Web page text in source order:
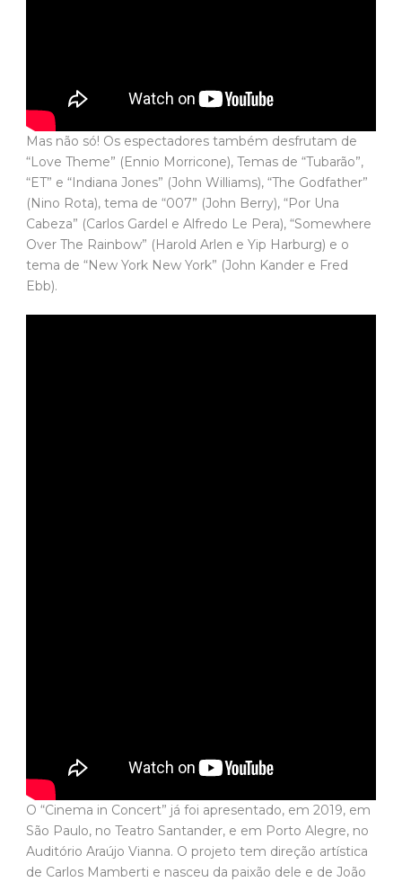
Mas não só! Os espectadores também desfrutam de
“Love Theme” (Ennio Morricone), Temas de “Tubarão”,
“ET” e “Indiana Jones” (John Williams), “The Godfather”
(Nino Rota), tema de “007” (John Berry), “Por Una
Cabeza” (Carlos Gardel e Alfredo Le Pera), “Somewhere
Over The Rainbow” (Harold Arlen e Yip Harburg) e o
tema de “New York New York” (John Kander e Fred
Ebb).
O “Cinema in Concert” já foi apresentado, em 2019, em
São Paulo, no Teatro Santander, e em Porto Alegre, no
Auditório Araújo Vianna. O projeto tem direção artística
de Carlos Mamberti e nasceu da paixão dele e de João